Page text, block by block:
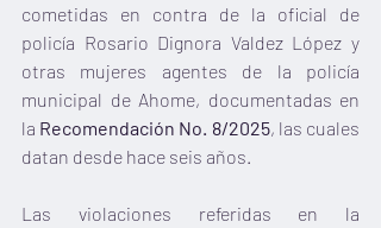
cometidas en contra de la oficial de
policía Rosario Dignora Valdez López y
otras mujeres agentes de la policía
municipal de Ahome, documentadas en
la Recomendación No. 8/2025, las cuales
datan desde hace seis años.
Las violaciones referidas en la